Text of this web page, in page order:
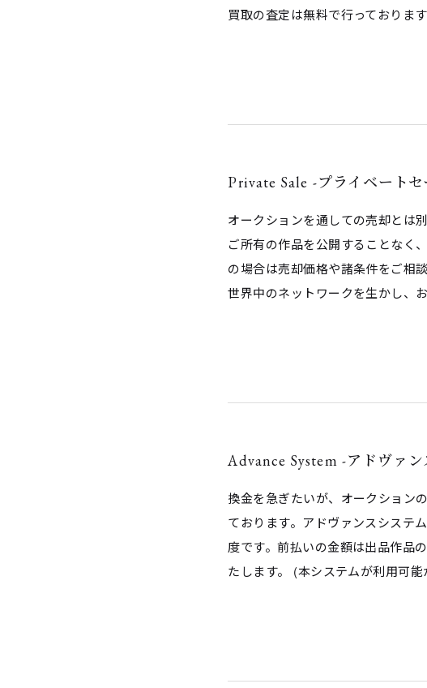
買取の査定は無料で行っておりま
Private Sale -プライベートセ
オークションを通しての売却とは
ご所有の作品を公開することなく
の場合は売却価格や諸条件をご相
世界中のネットワークを生かし、
Advance System -アドヴァ
換金を急ぎたいが、オークション
ております。アドヴァンスシステ
度です。前払いの金額は出品作品
たします。 (本システムが利用可